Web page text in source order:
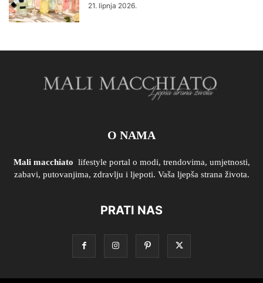
21. lipnja 2026.
O NAMA
Mali macchiato lifestyle portal o modi, trendovima, umjetnosti,
zabavi, putovanjima, zdravlju i ljepoti. Vaša ljepša strana života.
PRATI NAS